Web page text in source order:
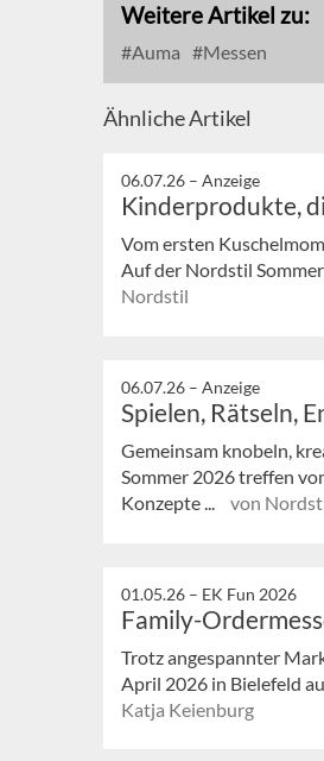
Weitere Artikel zu:
Auma Messen
Ähnliche Artikel
06.07.26 – Anzeige
Kinderprodukte,
Vom ersten
Auf der Nordstil
Nordstil
06.07.26 – Anzeige
Spielen, Rätseln,
Gemeinsam knobeln,
Sommer 2026 treffen
Konzepte ...
von
01.05.26 – EK Fun 2026
Family-
Trotz angespannter
April 2026 in Bielefeld
Katja Keienburg